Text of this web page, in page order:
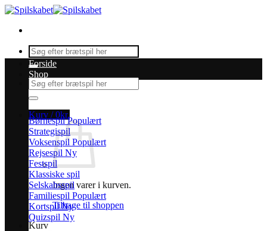
Fortsæt
indhold
Søg
efter:
Søg
efter:
Kurv /0kr.
Ingen varer i kurven.
Tilbage til shoppen
Kurv
Forside
Shop
Børnespil
Strategispil
Voksenspil
Rejsespil
Festspil
Klassiske spil
Selskabsspil
Familiespil
Kortspil
Quizspil